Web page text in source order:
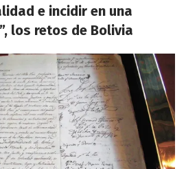
e incidir en una
los retos de Bolivia